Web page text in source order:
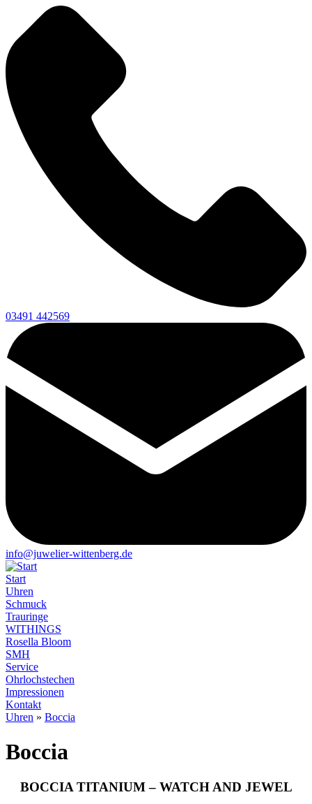
03491 442569
info@juwelier-wittenberg.de
Start
Uhren
Schmuck
Trauringe
WITHINGS
Rosella Bloom
SMH
Service
Ohrlochstechen
Impressionen
Kontakt
Uhren » Boccia
Boccia
BOCCIA TITANIUM – WATCH AND JEWEL